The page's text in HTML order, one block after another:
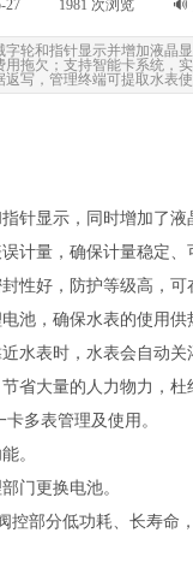
27 1981 次浏览 🔊
轮和指针显示并增加液晶
拖欠；支持智能卡系统
写，管理终端可提取水
针显示，同时增加了
计量，确保计量稳定、
性好，防护等级高，
池，确保水表的使用供
水表时，水表会自动
省大量的人力物力，杜
多表管理及使用。
。
门更换电池。
控部分低功耗、长寿命